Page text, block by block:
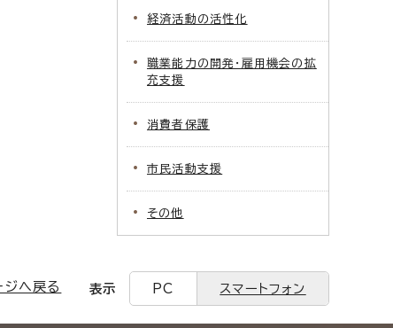
経済活動の活性化
職業能力の開発・雇用機会の拡
充支援
消費者保護
市民活動支援
その他
ジへ戻る 表示 PC スマートフォン